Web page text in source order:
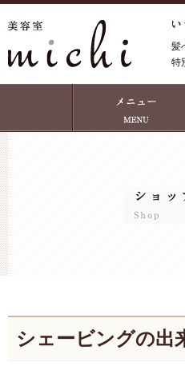
髪
特
シェービングの出